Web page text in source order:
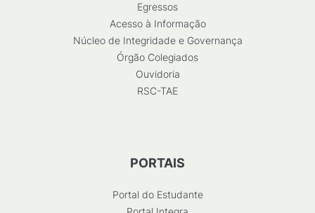
Egressos
Acesso à Informação
Núcleo de Integridade e Governança
Órgão Colegiados
Ouvidoria
RSC-TAE
PORTAIS
Portal do Estudante